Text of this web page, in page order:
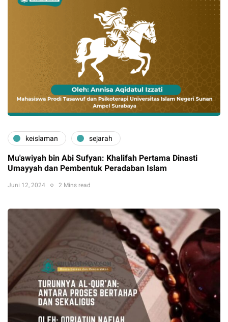
keislaman sejarah
Mu'awiyah bin Abi Sufyan: Khalifah Pertama Dinasti
Umayyah dan Pembentuk Peradaban Islam
Juni 12, 2024 2 Mins read